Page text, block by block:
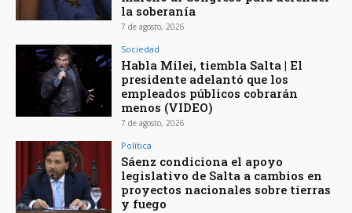
la soberanía
7 de agosto, 2026
Sociedad
Habla Milei, tiembla Salta | El
presidente adelantó que los
empleados públicos cobrarán
menos (VIDEO)
7 de agosto, 2026
Política
Sáenz condiciona el apoyo
legislativo de Salta a cambios en
proyectos nacionales sobre tierras
y fuego